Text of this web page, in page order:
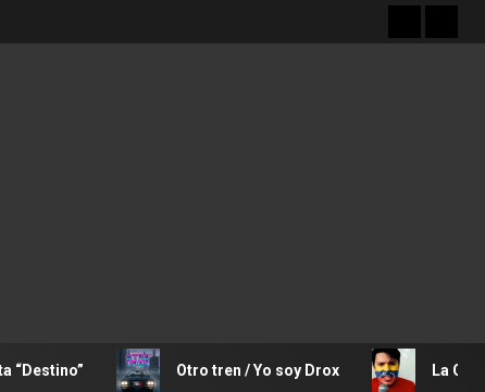
Otro tren / Yo soy Drox La Canción de